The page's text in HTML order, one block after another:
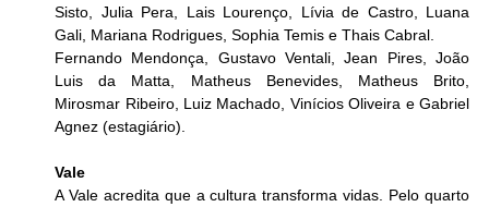
Sisto, Julia Pera, Lais Lourenço, Lívia de Castro, Luana
Gali, Mariana Rodrigues, Sophia Temis e Thais Cabral.
Fernando Mendonça, Gustavo Ventali, Jean Pires, João
Luis da Matta, Matheus Benevides, Matheus Brito,
Mirosmar Ribeiro, Luiz Machado, Vinícios Oliveira e Gabriel
Agnez (estagiário).
Vale
A Vale acredita que a cultura transforma vidas. Pelo quarto